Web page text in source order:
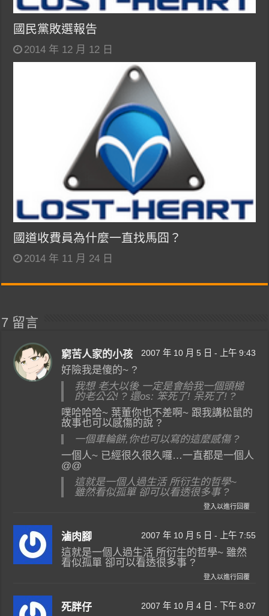
國民黨敗選報告
2014 年 12 月 12 日
國道收費員為什麼一直找馬囧？
2014 年 11 月 24 日
7 留言
窮苦人家的小孩 2007 年 10 月 5 日 - 上午 9:43
好險我是傻的~ ?
我想 老大以後 一定是會給我一個頭槌
的老公公! ? 還os: 笨死了! 呆死了! ?
噗哈哈哈~ 葉董你也不差啊~ 跟我講松鼠的
故事也可以感傷的說 ?
一個車輪餅,你也可以寫的這麼感傷 ?
一個人~ 已經很久很久囉…一直都是一個人
@@
這就是一個人過生活 所衍生的哲學~
雖然看似孤單 卻可以看透很多事 ?
登入以進行回覆
滷肉腳 2007 年 10 月 5 日 - 上午 7:55
這就是一個人過生活 所衍生的哲學~ 雖然
看似孤單 卻可以看透很多事 ?
登入以進行回覆
死胖仔 2007 年 10 月 4 日 - 下午 8:07